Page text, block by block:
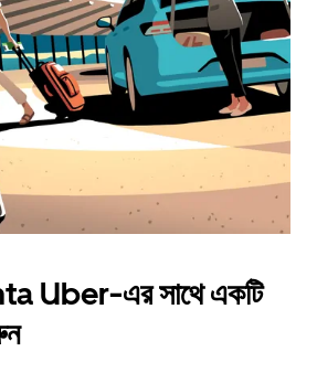
Uber-এর সাথে একটি